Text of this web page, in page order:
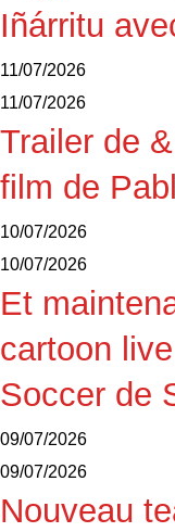
Iñárritu
11/07/2026
11/07/2026
Trailer de
film de
10/07/2026
10/07/2026
Et
cartoon
Soccer de
09/07/2026
09/07/2026
Nouveau